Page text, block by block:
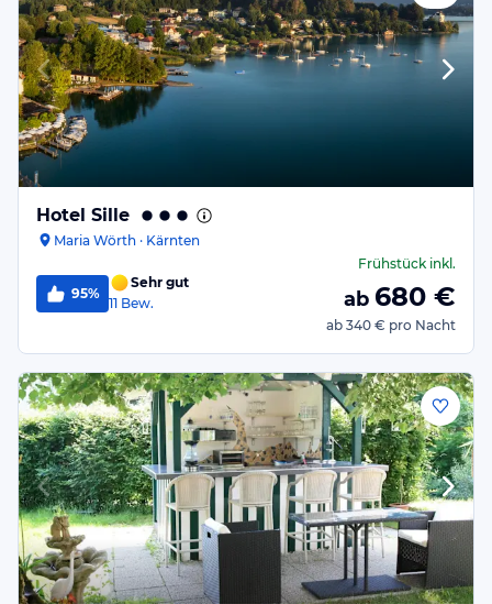
Hotel Sille
Maria Wörth · Kärnten
95%
Sehr gut
11 Bew.
Frühstückinkl.
ab 680 €
ab 340 € pro Nacht